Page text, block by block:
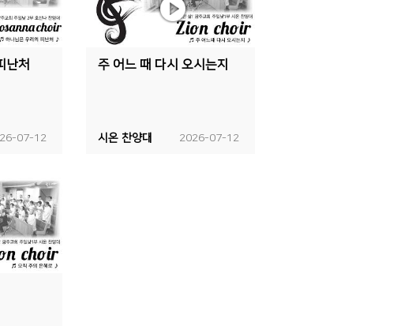
난처
07-12
주 어느 때 다시 오시는지
2026-07-12
시온 찬양대